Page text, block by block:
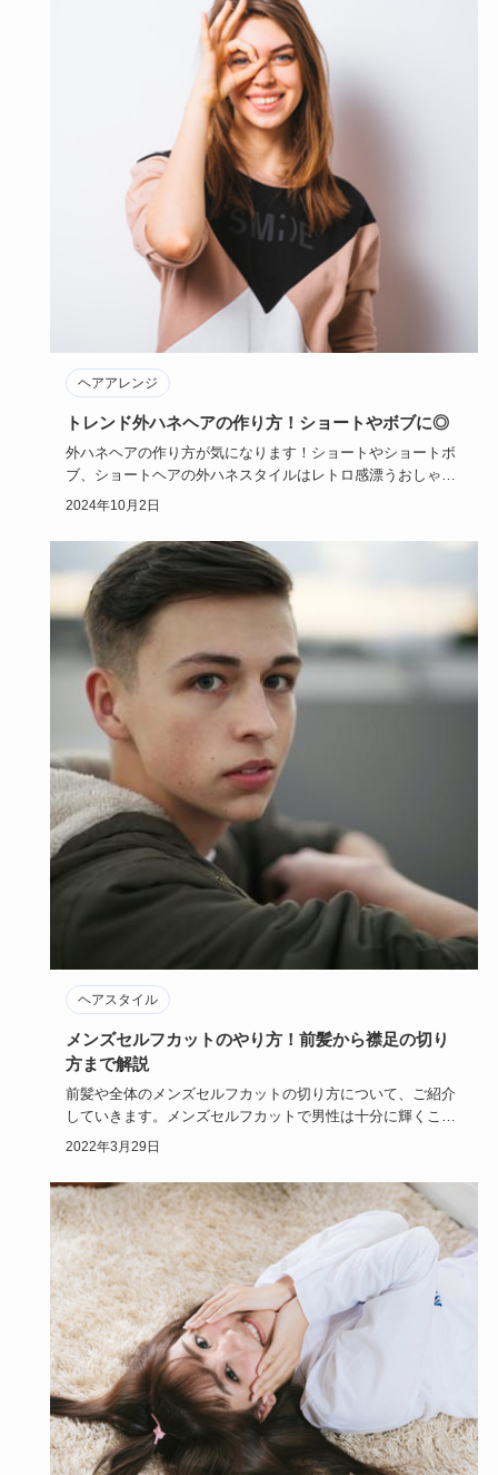
ヘアアレンジ
トレンド外ハネヘアの作り方！ショートやボブに◎
外ハネヘアの作り方が気になります！ショートやショートボ
ブ、ショートヘアの外ハネスタイルはレトロ感漂うおしゃれ
でスタイリッシ…
2024年10月2日
ヘアスタイル
メンズセルフカットのやり方！前髪から襟足の切り
方まで解説
前髪や全体のメンズセルフカットの切り方について、ご紹介
していきます。メンズセルフカットで男性は十分に輝くこと
ができます。美…
2022年3月29日